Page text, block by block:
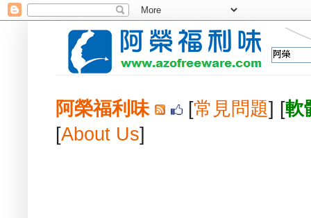
阿榮福利味 [常見問題] [軟
[About Us]